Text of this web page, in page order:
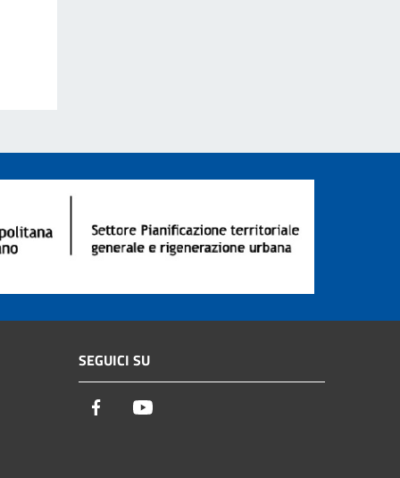
SEGUICI SU
Facebook